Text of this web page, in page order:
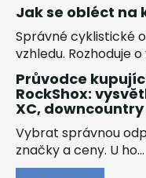
Jak se obléct na
Správné cyklistické
vzhledu. Rozhoduje o
Průvodce
RockShox:
XC,
Vybrat správnou
značky a ceny. U ho...